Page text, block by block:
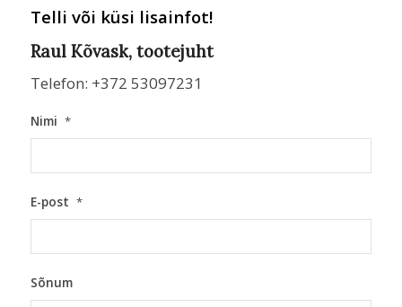
Telli või küsi lisainfot!
Raul Kõvask, tootejuht
Telefon: +372 53097231
Nimi *
E-post *
Sõnum